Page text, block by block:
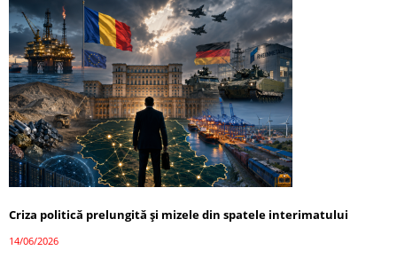
Criza politică prelungită și mizele din spatele interimatului
14/06/2026